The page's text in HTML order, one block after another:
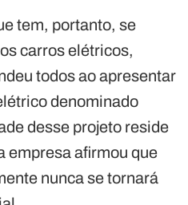
tem, portanto, se
carros elétricos,
todos ao apresentar
denominado
desse projeto reside
empresa afirmou que
nunca se tornará